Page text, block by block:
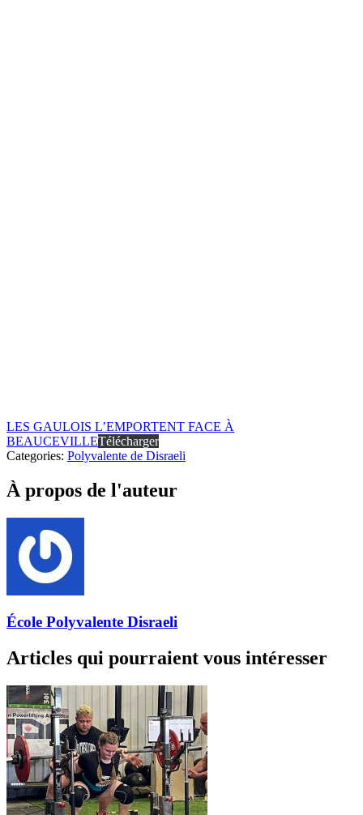
LES GAULOIS L’EMPORTENT FACE À
BEAUCEVILLETélécharger
Categories: Polyvalente de Disraeli
À propos de l'auteur
École Polyvalente Disraeli
Articles qui pourraient vous intéresser